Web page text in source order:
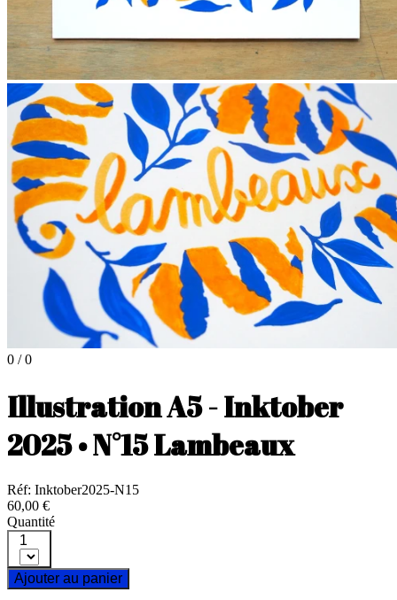
0 / 0
Illustration A5 - Inktober
2025 • N°15 Lambeaux
Réf: Inktober2025-N15
60,00 €
Quantité
1
Ajouter au panier